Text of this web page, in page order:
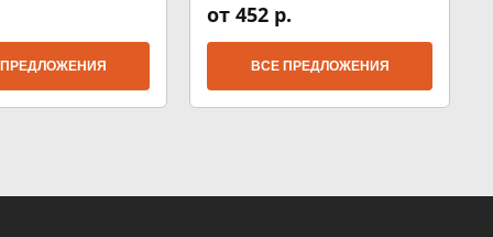
от 452 р.
ВСЕ ПРЕДЛОЖЕНИЯ